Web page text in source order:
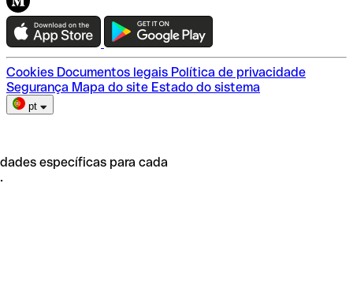
Teste a Qonto
Escolha do plano
Cookies Documentos legais Política de privacidade
Segurança Mapa do site Estado do sistema
pt
específicas para cada